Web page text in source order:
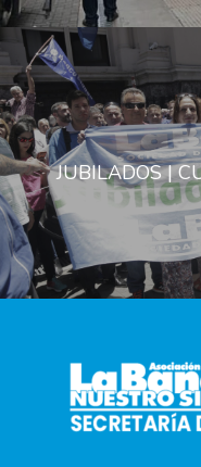
JUBILADOS |